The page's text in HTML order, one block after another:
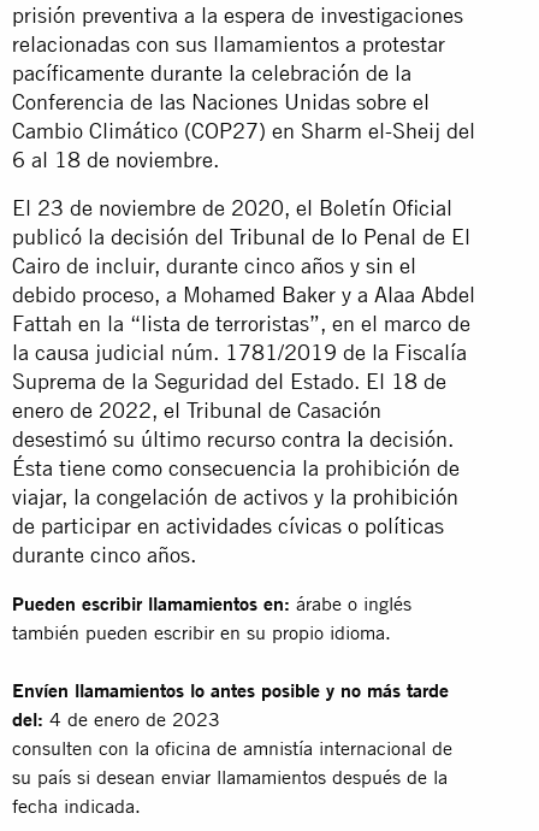
prisión preventiva a la espera de investigaciones
relacionadas con sus llamamientos a protestar
pacíficamente durante la celebración de la
Conferencia de las Naciones Unidas sobre el
Cambio Climático (COP27) en Sharm el-Sheij del
6 al 18 de noviembre.
El 23 de noviembre de 2020, el Boletín Oficial
publicó la decisión del Tribunal de lo Penal de El
Cairo de incluir, durante cinco años y sin el
debido proceso, a Mohamed Baker y a Alaa Abdel
Fattah en la “lista de terroristas”, en el marco de
la causa judicial núm. 1781/2019 de la Fiscalía
Suprema de la Seguridad del Estado. El 18 de
enero de 2022, el Tribunal de Casación
desestimó su último recurso contra la decisión.
Ésta tiene como consecuencia la prohibición de
viajar, la congelación de activos y la prohibición
de participar en actividades cívicas o políticas
durante cinco años.
Pueden escribir llamamientos en: árabe o inglés
también pueden escribir en su propio idioma.
Envíen llamamientos lo antes posible y no más tarde
del: 4 de enero de 2023
consulten con la oficina de amnistía internacional de
su país si desean enviar llamamientos después de la
fecha indicada.